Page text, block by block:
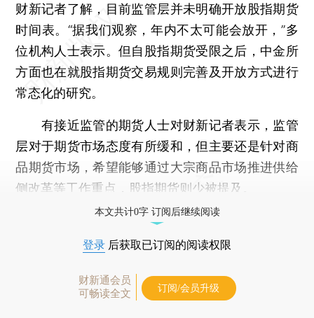
财新记者了解，目前监管层并未明确开放股指期货
时间表。“据我们观察，年内不太可能会放开，”多
位机构人士表示。但自股指期货受限之后，中金所
方面也在就股指期货交易规则完善及开放方式进行
常态化的研究。
有接近监管的期货人士对财新记者表示，监管
层对于期货市场态度有所缓和，但主要还是针对商
品期货市场，希望能够通过大宗商品市场推进供给
侧改革等工作重点，股指期货则少被提及。
本文共计0字 订阅后继续阅读
登录 后获取已订阅的阅读权限
财新通会员
可畅读全文
订阅/会员升级